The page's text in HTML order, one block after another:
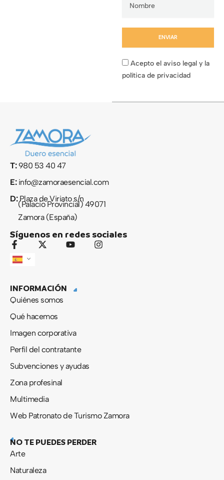
Acepto el aviso legal y la
política de privacidad
ENVIAR
T:980 53 40 47
E:info@zamoraesencial.com
D:Plaza de Viriato s/n
(Palacio Provincial) 49071
Zamora (España)
Síguenos en redes sociales
F
c
o
o
-
X
t
t
r
Y
b
I
INFORMACIÓN
Quiénes somos
Qué hacemos
Imagen corporativa
Perfil del contratante
Subvenciones y ayudas
Zona profesinal
Multimedia
Web Patronato de Turismo Zamora
NO TE PUEDES PERDER
Arte
Naturaleza